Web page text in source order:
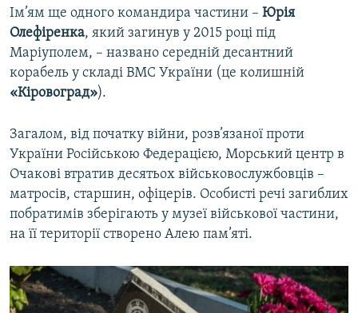
Ім’ям ще одного командира частини – Юрія
Олефіренка, який загинув у 2015 році під
Маріуполем, – названо середній десантний
корабель у складі ВМС України (це колишній
«Кіровоград»).
Загалом, від початку війни, розв’язаної проти
України Російською Федерацією, Морський центр в
Очакові втратив десятьох військовослужбовців –
матросів, старшин, офіцерів. Особисті речі загиблих
побратимів зберігають у музеї військової частини,
на її території створено Алею пам’яті.